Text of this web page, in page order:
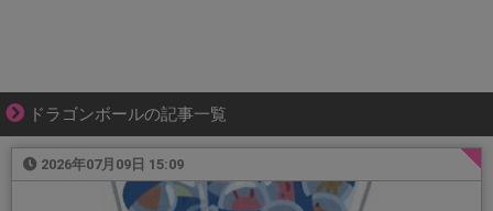
ドラゴンボールの記事一覧
2026年07月09日 15:09